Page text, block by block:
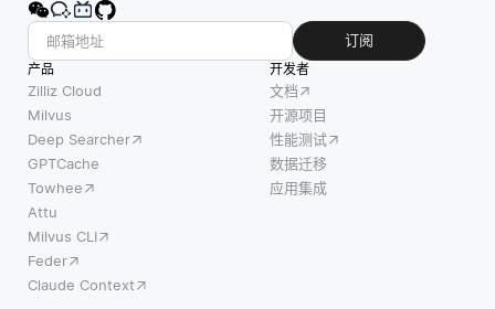
订阅
产品
Zilliz Cloud
Milvus
Deep Searcher
GPTCache
Towhee
Attu
Milvus CLI
Feder
Claude Context
开发者
文档
开源项目
性能测试
数据迁移
应用集成